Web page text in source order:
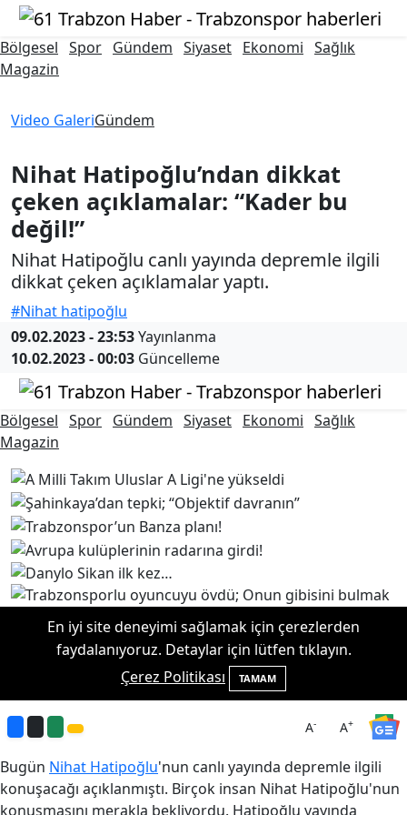
Bölgesel Spor Gündem Siyaset Ekonomi Sağlık
Magazin
Video GaleriGündem
Nihat Hatipoğlu’ndan dikkat
çeken açıklamalar: “Kader bu
değil!”
Nihat Hatipoğlu canlı yayında depremle ilgili
dikkat çeken açıklamalar yaptı.
#Nihat hatipoğlu
09.02.2023 - 23:53Yayınlanma
10.02.2023 - 00:03 Güncelleme
A- A+
Bugün Nihat Hatipoğlu'nun canlı yayında depremle ilgili
konuşacağı açıklanmıştı. Birçok insan Nihat Hatipoğlu'nun
konuşmasını merakla bekliyordu. Hatipoğlu yayında